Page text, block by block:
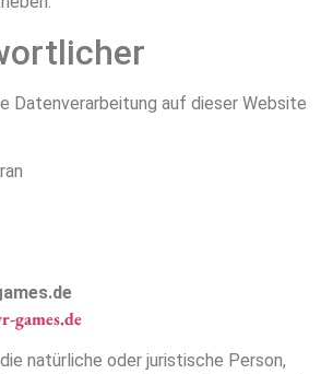
Datenverarbeitung auf dieser Website
games.de
natürliche oder juristische Person,